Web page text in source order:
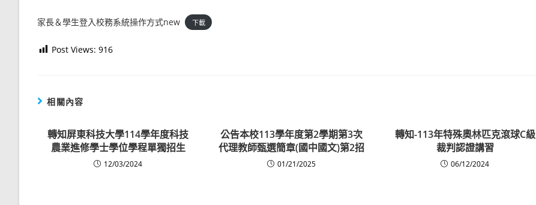
家長＆學生登入校務系統操作方式new 下載
Post Views: 916
相關內容
轉知屏東科技大學114學年度科技
農業進修學士學位學程單獨招生
12/03/2024
公告本校113學年度第2學期第3次
代理教師甄選簡章(國中國文)第2招
01/21/2025
轉知-113年特殊奧林匹克滾球C級
裁判認證講習
06/12/2024